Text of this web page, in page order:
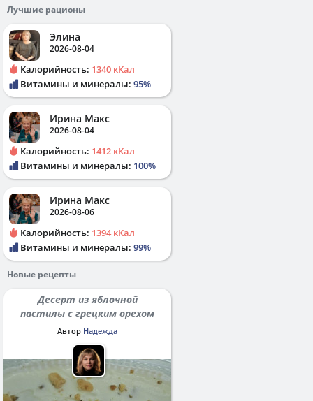
Лучшие рационы
Элина
2026-08-04
Калорийность: 1340 кКал
Витамины и минералы: 95%
Ирина Макс
2026-08-04
Калорийность: 1412 кКал
Витамины и минералы: 100%
Ирина Макс
2026-08-06
Калорийность: 1394 кКал
Витамины и минералы: 99%
Новые рецепты
Десерт из яблочной
пастилы с грецким орехом
Автор Надежда